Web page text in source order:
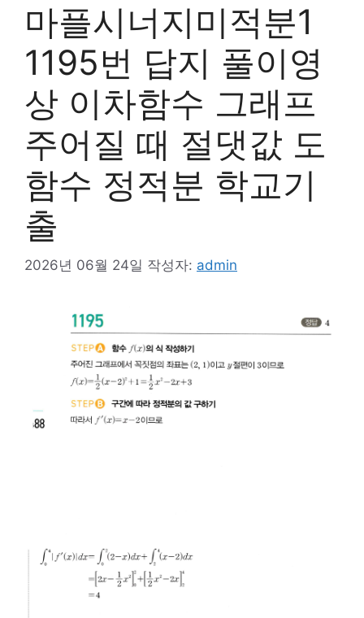
마플시너지미적분1
1195번 답지 풀이영
상 이차함수 그래프
주어질 때 절댓값 도
함수 정적분 학교기
출
2026년 06월 24일 작성자: admin